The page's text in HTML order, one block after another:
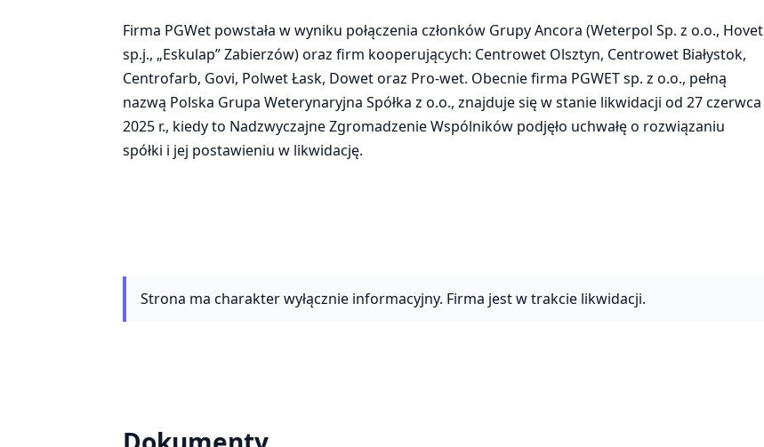
Firma PGWet powstała w wyniku połączenia członków Grupy Ancora (Weterpol Sp. z o.o., Hovet
sp.j., „Eskulap” Zabierzów) oraz firm kooperujących: Centrowet Olsztyn, Centrowet Białystok,
Centrofarb, Govi, Polwet Łask, Dowet oraz Pro-wet. Obecnie firma PGWET sp. z o.o., pełną
nazwą Polska Grupa Weterynaryjna Spółka z o.o., znajduje się w stanie likwidacji od 27 czerwca
2025 r., kiedy to Nadzwyczajne Zgromadzenie Wspólników podjęło uchwałę o rozwiązaniu
spółki i jej postawieniu w likwidację.
Strona ma charakter wyłącznie informacyjny. Firma jest w trakcie likwidacji.